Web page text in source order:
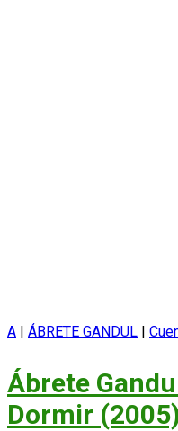
A | ÁBRETE GANDUL |
Ábrete
Dormir